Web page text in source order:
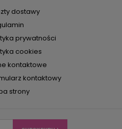
dostawy
prywatności
cookies
kontaktowe
kontaktowy
strony